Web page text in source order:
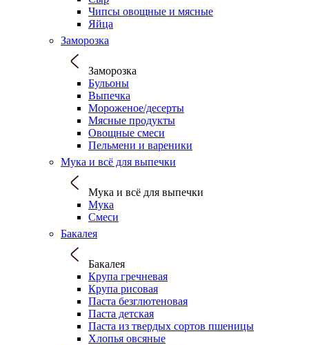
Чипсы овощные и мясные
Яйца
Заморозка
Заморозка
Бульоны
Выпечка
Мороженое/десерты
Мясные продукты
Овощные смеси
Пельмени и вареники
Мука и всё для выпечки
Мука и всё для выпечки
Мука
Смеси
Бакалея
Бакалея
Крупа гречневая
Крупа рисовая
Паста безглютеновая
Паста детская
Паста из твердых сортов пшеницы
Хлопья овсяные